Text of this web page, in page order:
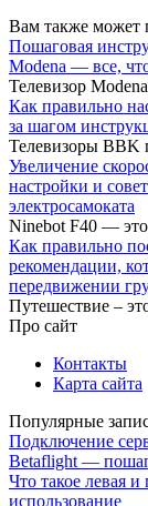
Вам также может
Пошаговая
Modena — все,
Телевизор
Как правильно
за шагом
Телевизоры BBK
Увеличение
настройки и
электросамоката
Ninebot F40 — это
Как правильно
рекомендации,
передвижении
Путешествие –
Про сайт
Контакты
Карта сайта
Популярные
Подключение
Betaflight —
Что такое левая
использование